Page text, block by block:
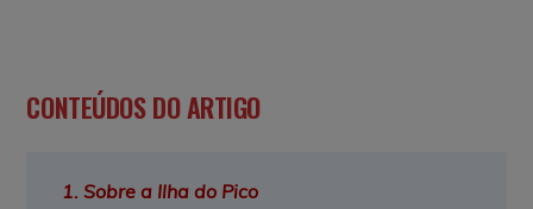
CONTEÚDOS DO ARTIGO
1. Sobre a Ilha do Pico